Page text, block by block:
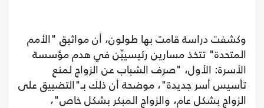
وكشفت دراسة قامت بها طولون، أن مواثيق "الأمم
المتحدة" تتخذ مسارين رئيسييِّن في هدم مؤسسة
الأسرة: الأول، "صرف الشباب عن الزواج لمنع
تأسيس أسر جديدة"، موضحة أن ذلك بـ"التضييق على
الزواج بشكل عام، والزواج المبكر بشكل خاص"،